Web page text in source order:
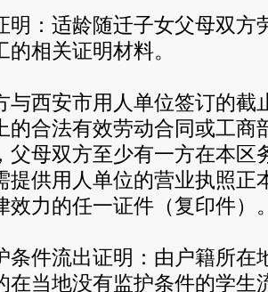
适龄随迁子女父母双方
相关证明材料。
安市用人单位签订的截
的合法有效劳动合同或工商
父母双方至少有一方在本区
提供用人单位的营业执照正
效力的任一证件（复印件）
流出证明：由户籍所在
在当地没有监护条件的学生